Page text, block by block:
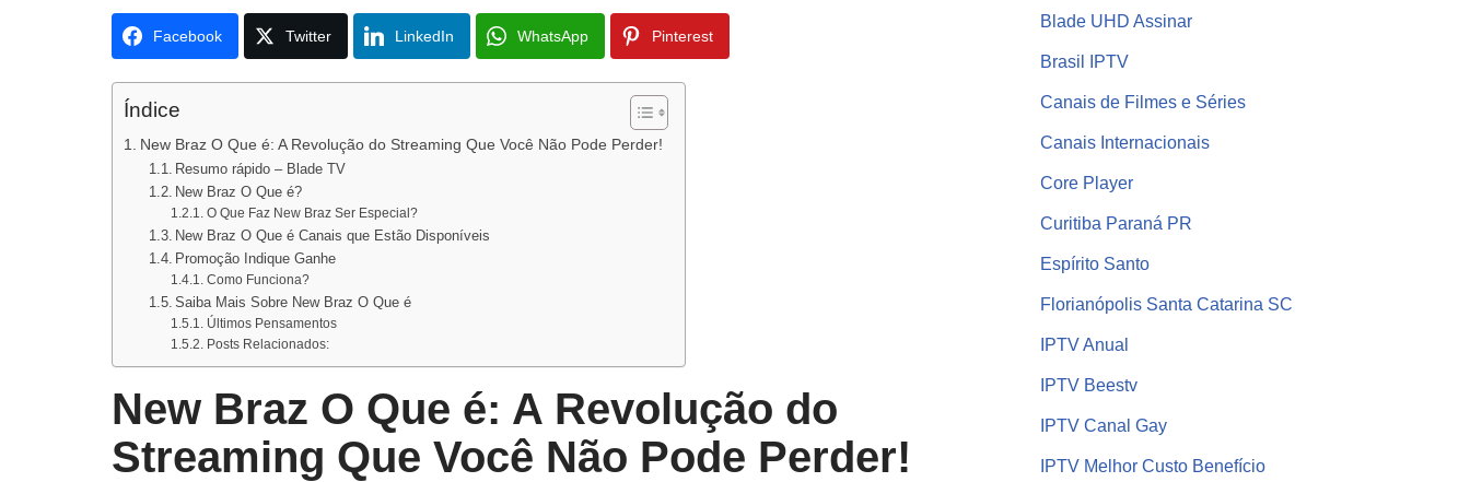
Facebook Twitter LinkedIn WhatsApp Pinterest
Índice
New Braz O Que é: A Revolução do Streaming Que Você Não Pode Perder!
Resumo rápido – Blade TV
New Braz O Que é?
O Que Faz New Braz Ser Especial?
New Braz O Que é Canais que Estão Disponíveis
Promoção Indique Ganhe
Como Funciona?
Saiba Mais Sobre New Braz O Que é
Últimos Pensamentos
Posts Relacionados:
New Braz O Que é: A Revolução do
Streaming Que Você Não Pode Perder!
Blade UHD Assinar
Brasil IPTV
Canais de Filmes e Séries
Canais Internacionais
Core Player
Curitiba Paraná PR
Espírito Santo
Florianópolis Santa Catarina SC
IPTV Anual
IPTV Beestv
IPTV Canal Gay
IPTV Melhor Custo Benefício